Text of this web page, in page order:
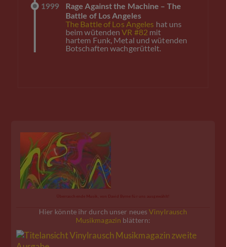
1999
Rage Against the Machine – The
Battle of Los Angeles
The Battle of Los Angeles hat uns
beim wütendenVR #82 mit
hartem Funk, Metal und wütenden
Botschaften wachgerüttelt.
Überraschende Musik, von David Byrne für uns ausgewählt!
Hier könnte ihr durch unser neuesVinylrausch
Musikmagazin blättern: